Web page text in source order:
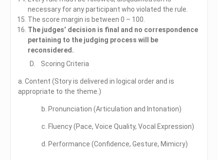
necessary for any participant who violated the rule.
The score margin is between 0 – 100.
The judges’ decision is final and no correspondence
pertaining to the judging process will be
reconsidered.
D. Scoring Criteria
a. Content (Story is delivered in logical order and is
appropriate to the theme.)
b. Pronunciation (Articulation and Intonation)
c. Fluency (Pace, Voice Quality, Vocal Expression)
d. Performance (Confidence, Gesture, Mimicry)